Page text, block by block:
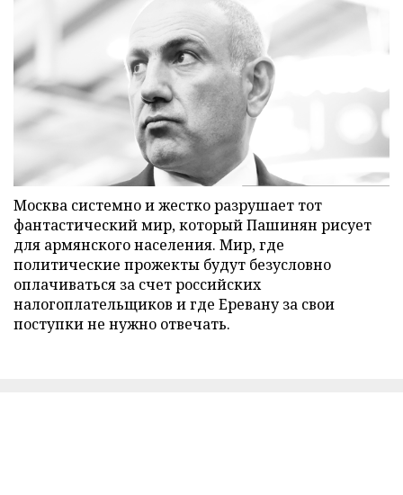
Москва системно и жестко разрушает тот
фантастический мир, который Пашинян рисует
для армянского населения. Мир, где
политические прожекты будут безусловно
оплачиваться за счет российских
налогоплательщиков и где Еревану за свои
поступки не нужно отвечать.